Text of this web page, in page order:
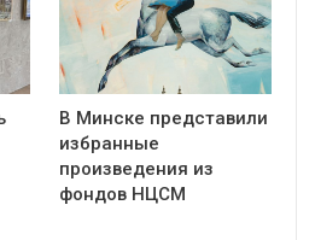
В Минске представили
избранные
произведения из
фондов НЦСМ